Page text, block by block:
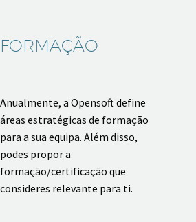
FORMAÇÃO
Anualmente, a Opensoft define
áreas estratégicas de formação
para a sua equipa. Além disso,
podes propor a
formação/certificação que
consideres relevante para ti.